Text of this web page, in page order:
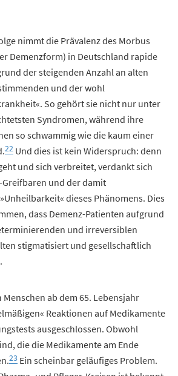
nimmt die Prävalenz des Morbus
Demenzform) in Deutschland rapide
der steigenden Anzahl an alten
und der wohl
So gehört sie nicht nur unter
Syndromen, während ihre
so schwammig wie die kaum einer
22 Und dies ist kein Widerspruch: denn
und sich verbreitet, verdankt sich
und der damit
dieses Phänomens. Dies
dass Demenz-Patienten aufgrund
und irreversiblen
stigmatisiert und gesellschaftlich
ab dem 65. Lebensjahr
Reaktionen auf Medikamente
ausgeschlossen. Obwohl
die die Medikamente am Ende
23 Ein scheinbar geläufiges Problem.